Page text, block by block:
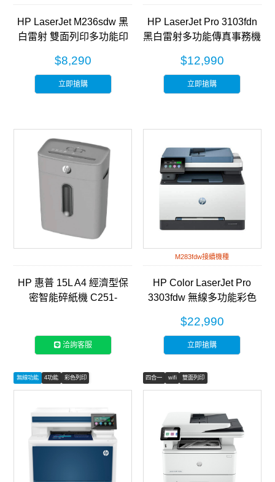
HP LaserJet M236sdw 黑
白雷射 雙面列印多功能印
$8,290
立即搶購
HP LaserJet Pro 3103fdn
黑白雷射多功能傳真事務機
$12,990
立即搶購
HP 惠普 15L A4 經濟型保
密智能碎紙機 C251-
洽詢客服
M283fdw接續機種
HP Color LaserJet Pro
3303fdw 無線多功能彩色
$22,990
立即搶購
無線功能 4功能 彩色列印 四合一 wifi 雙面列印